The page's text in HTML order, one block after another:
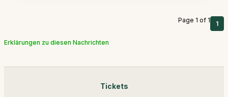
Page 1 of 1 1
Erklärungen zu diesen Nachrichten
Tickets